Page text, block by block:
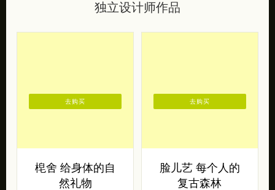
独立设计师作品
梍舍 给身体的自
然礼物
去购买
脸儿艺 每个人的
复古森林
去购买